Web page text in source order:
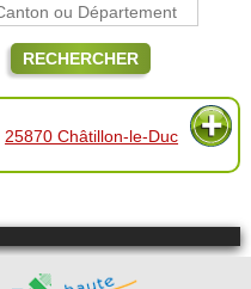
RECHERCHER
25870 Châtillon-le-Duc